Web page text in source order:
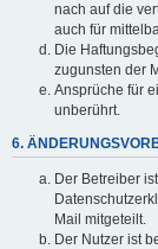
nach auf die
auch für
Die
zugunsten der
Ansprüche für
unberührt.
6.
Der Betreiber
Mail mitgeteilt.
Der Nutzer ist